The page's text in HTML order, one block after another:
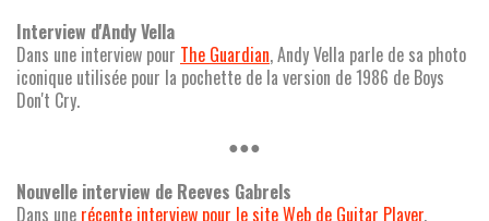
Interview d'Andy Vella
Dans une interview pour The Guardian, Andy Vella parle de sa photo
iconique utilisée pour la pochette de la version de 1986 de Boys
Don't Cry.
●●●
Nouvelle interview de Reeves Gabrels
Dans une récente interview pour le site Web de Guitar Player,